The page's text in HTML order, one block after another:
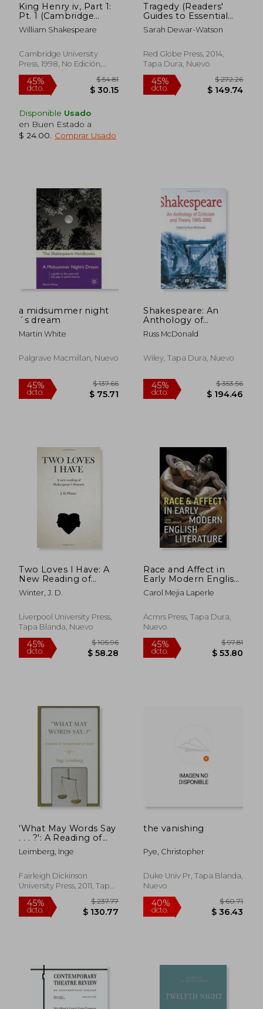
dcto.
40%
dcto.
$ 499.69 45%
dcto.
King Henry iv, Part 1:
Pt. 1 (Cambridge
School Shakespeare)
(en Inglés)
William Shakespeare
Cambridge University
Press, 1998, No Edición,
Tapa Blanda, Nuevo
Disponible Usado
en Buen Estado a
$ 24.00
Comprar Usado
Tragedy (Readers'
Guides to Essential
Criticism) (en Inglés)
Sarah Dewar-Watson
Red Globe Press, 2014,
Tapa Dura, Nuevo
a midsummer night
´s dream
Martin White
Palgrave Macmillan, Nuevo
Shakespeare: An
Anthology of
Criticism and Theory
1945-2000
Russ McDonald
Wiley, Tapa Dura, Nuevo
Two Loves I Have: A
New Reading of
Shakespeare's
Sonnets (en Inglés)
Winter, J. D.
Liverpool University Press,
Tapa Blanda, Nuevo
Race and Affect in
Early Modern English
Literature (en Inglés)
Carol Mejia Laperle
Acmrs Press, Tapa Dura,
Nuevo
'What May Words Say
. . . ?': A Reading of
the the Merchant of
Venice (en Inglés)
Leimberg, Inge
Fairleigh Dickinson
University Press, 2011, Tapa
Dura, Nuevo
the vanishing
Pye, Christopher
Duke Univ Pr, Tapa Blanda,
Nuevo